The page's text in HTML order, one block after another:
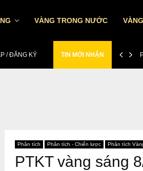
VÀNG TRONG NƯỚC
/ ĐĂNG KÝ TIN MỚI NHẬN
Phân tích Phân tích - Chiến lược Phân tích
PTKT vàng sáng